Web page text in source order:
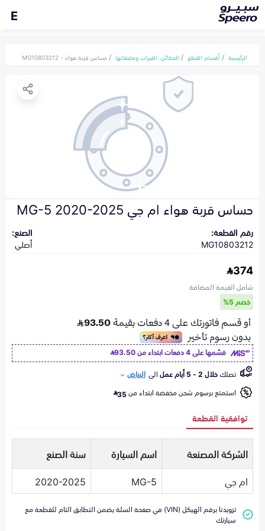
E
الرئيسية أقسام القطع المكائن، القيرات وملحقاتها حساس قربة هواء - MG10803212
حساس قربة هواء ام جي MG-5 2020-2025
رقم القطعة:
MG10803212
الصنع:
أصلي
374
شامل القيمة المضافة
خصم 5%
قسّمها على 4 دفعات ابتداء من
93.50
تصلكخلال 2 - 5 أيام عمل الى الرياض
استمتع برسوم شحن مخفضة ابتداء من35
توافقية القطعة
الشركة المصنعة اسم السيارة
سنة الصنع
ام جي
MG-5
2020-2025
تزويدنا برقم الهيكل (VIN) في صفحة السلة يضمن التطابق التام للقطعة مع
سيارتك